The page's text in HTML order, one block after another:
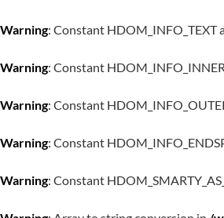
Warning: Constant HDOM_INFO_TEXT
Warning: Constant
Warning: Constant
Warning: Constant
Warning: Constant